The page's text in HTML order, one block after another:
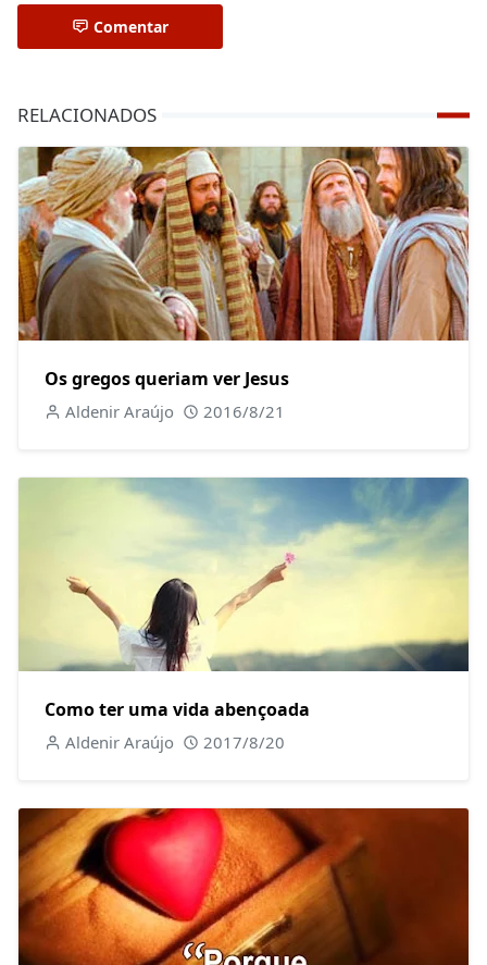
Comentar
RELACIONADOS
Os gregos queriam ver Jesus
Aldenir Araújo 2016/8/21
Como ter uma vida abençoada
Aldenir Araújo 2017/8/20